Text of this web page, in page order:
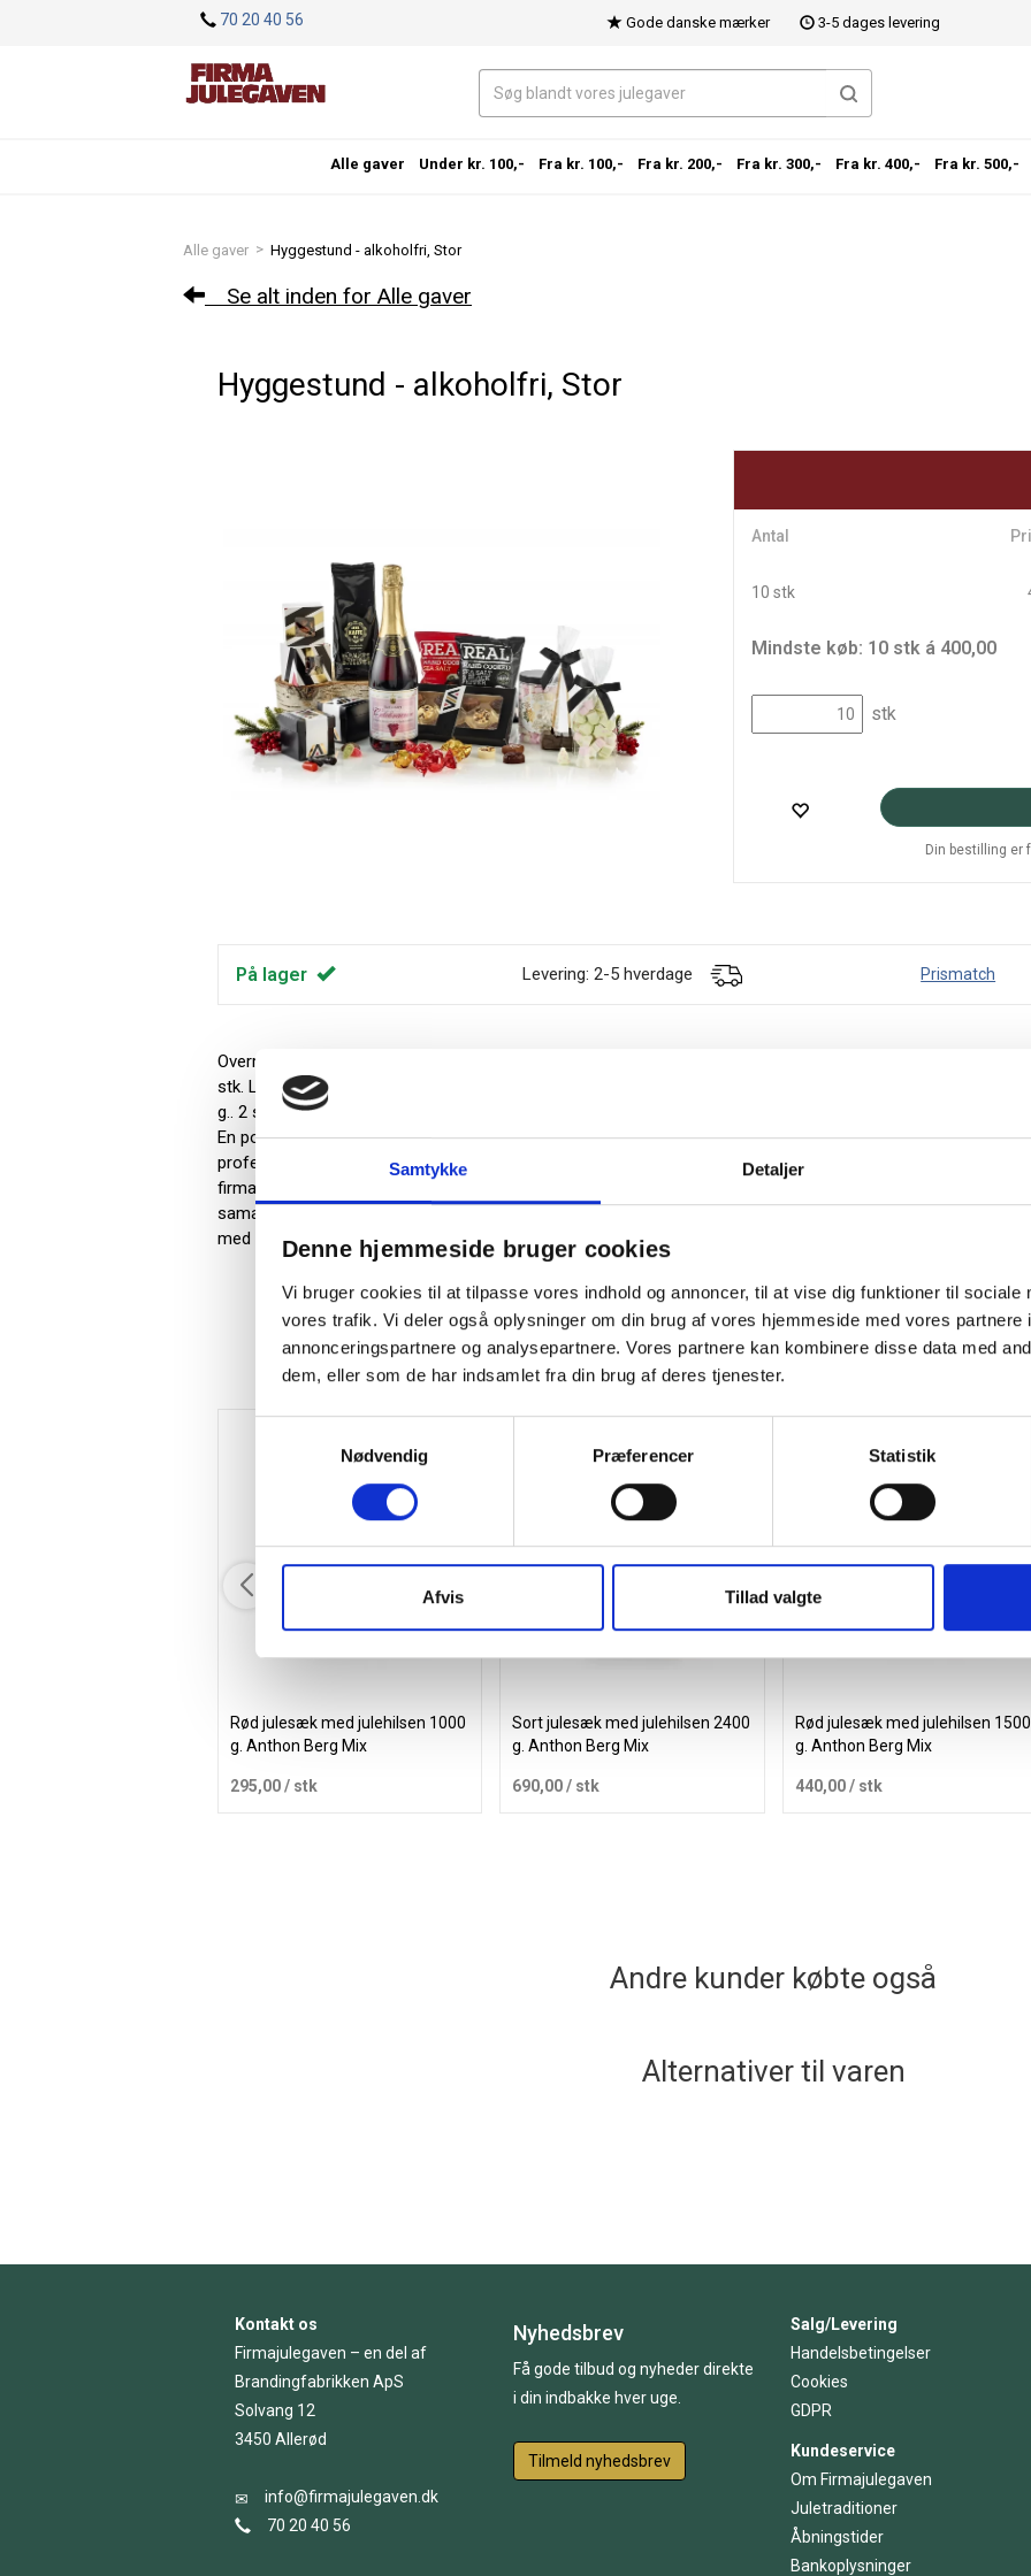
Samtykke Detaljer
Denne hjemmeside bruger cookies
Vi bruger cookies til at tilpasse vores indhold og annoncer, til at vise dig funktioner til sociale
vores trafik. Vi deler også oplysninger om din brug af vores hjemmeside med vores partnere
annonceringspartnere og analysepartnere. Vores partnere kan kombinere disse data med
dem, eller som de har indsamlet fra din brug af deres tjenester.
Nødvendig
Præferencer Statistik
Afvis Tillad valgte
Alle gaver > Hyggestund - alkoholfri, Stor
Se alt inden for Alle gaver
Hyggestund - alkoholfri, Stor
Antal
10 stk
Mindste køb: 10 stk á 400,00
stk
Din bestilling er
På lager Levering: 2-5 hverdage Prismatch
Overrask med Hyggestund - Stor, en julegave med fokus på kvalitet og omtanke for miljøet. 1 fl.
stk. Luksuschokolade 100 g.. Lakridsblanding 90 g.. Vingummi 90 g.. Chokoladekogler 90 g.. Java kaffe 175
g.. 2 stk. Chokoladerørepinde 2x32 g.. Minimarshmallows 90 g.. Brændte mandler 90 g.. 4 stk.
En populær løsning til virksomhedens julegaver og personlige hilsener. Ideel til at vise, at modtageren
professionelt. Hyggestund - Stor er ikke kun en smuk julegave, men også et stærkt redskab til at pleje og
firmajulegave viser den omtanke for medarbejderne og påskønnelse for deres indsats gennem året. Som
samarbejdspartnere sender den et klart signal om værdi og respekt for det samarbejde, I har opbygget. En
med Hyggestund - Stor skaber både glæde, loyalitet og positiv omtale af din virksomhed.
Andre købte også
Rød julesæk med julehilsen 1000
g. Anthon Berg Mix
295,00/ stk
Sort julesæk med julehilsen 2400
g. Anthon Berg Mix
690,00 / stk
Rød julesæk med julehilsen 1500
g. Anthon Berg Mix
440,00 / stk
Andre kunder købte også
Alternativer til varen
70 20 40 56 Gode danske mærker 3-5 dages levering
Alle gaver Under kr. 100,- Fra kr. 100,- Fra kr. 200,- Fra kr. 300,- Fra kr. 400,- Fra kr. 500,-
Kontakt os
Firmajulegaven – en del af
Brandingfabrikken ApS
Solvang 12
3450 Allerød
info@firmajulegaven.dk
70 20 40 56
Nyhedsbrev
Få gode tilbud og nyheder direkte
i din indbakke hver uge.
Tilmeld nyhedsbrev
Salg/Levering
Handelsbetingelser
Cookies
GDPR
Kundeservice
Om Firmajulegaven
Juletraditioner
Åbningstider
Bankoplysninger